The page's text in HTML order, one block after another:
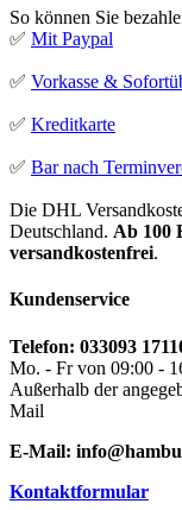
So können Sie
✅ Mit Paypal
✅ Vorkasse &
✅ Kreditkarte
✅ Bar nach
Die DHL
Deutschland. Ab 100
versandkostenfrei.
Kundenservice
Telefon: 033093
Mo. - Fr von 09:00 -
Außerhalb der
Mail
E-Mail:
Kontaktformular